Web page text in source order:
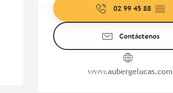
02 99 45 88 ▒▒
Contáctenos
www.aubergelucas.com